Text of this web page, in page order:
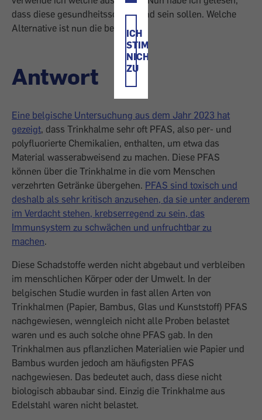
ICH
STIMME
NICHT
ZU
dass diese gesundheitsschädigend sein sollen. Welche
Alternative ist nun die beste?
Antwort
Eine belgische Untersuchung aus dem Jahr 2023 hat
gezeigt, dass Trinkhalme sehr oft PFAS, also per- und
polyfluorierte Chemikalien, enthalten, um etwa das
Material wasserabweisend zu machen. Diese PFAS
können über die Trinkhalme in die vom Menschen
verzehrten Getränke übergehen. PFAS sind toxisch und
deshalb als sehr kritisch anzusehen, da sie unter anderem
im Verdacht stehen, krebserregend zu sein, das
Immunsystem zu schwächen und unfruchtbar zu
machen.
Diese Schadstoffe werden nicht abgebaut und verbleiben
im menschlichen Körper oder der Umwelt. In der
belgischen Studie wurden in fast allen Arten von
Trinkhalmen (Papier, Bambus, Glas und Kunststoff) PFAS
nachgewiesen, wenngleich nicht alle Proben belastet
waren und es auch solche ohne PFAS gab. In den
Trinkhalmen aus pflanzlichen Materialien wie Papier und
Bambus wurden jedoch am häufigsten PFAS
nachgewiesen. Das bedeutet auch, dass diese nicht
biologisch abbaubar sind. Einzig die Trinkhalme aus
Edelstahl waren nicht belastet.